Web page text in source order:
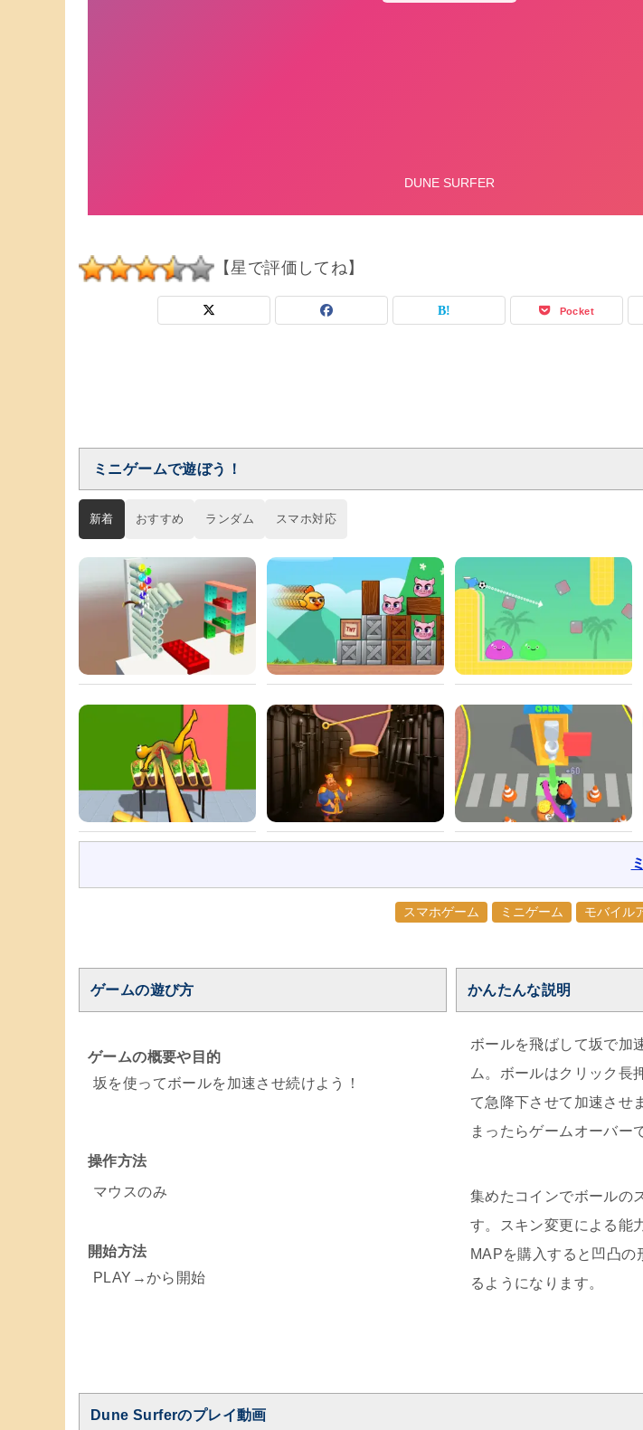
【星で評価してね】
Pocket
ミニゲームで遊ぼう！
新着 おすすめ ランダム スマホ対応
スマホゲーム ミニゲーム モバイル
ゲームの遊び方
ゲームの概要や目的
坂を使ってボールを加速させ続けよう！
操作方法
マウスのみ
開始方法
PLAY→から開始
かんたんな説明
ボールを飛ばして坂で加
ム。ボールはクリック長
て急降下させて加速させ
まったらゲームオーバー
集めたコインでボールの
す。スキン変更による能
MAPを購入すると凹凸
るようになります。
Dune Surferのプレイ動画